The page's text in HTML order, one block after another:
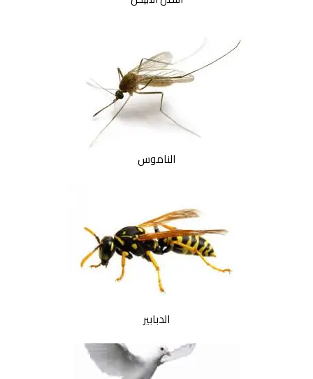
الناموس
الدبابير